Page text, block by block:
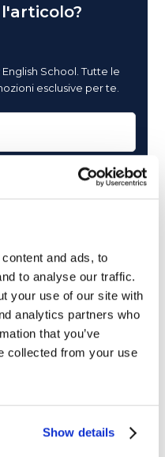
and ads, to
to analyse our traffic.
your use of our site with
analytics partners who
that you’ve
collected from your use
Show details
School. Tutte le
esclusive per te.